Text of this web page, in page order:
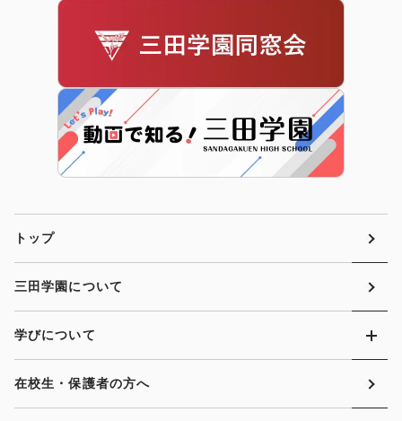
トップ
三田学園について
学びについて
在校生・保護者の方へ